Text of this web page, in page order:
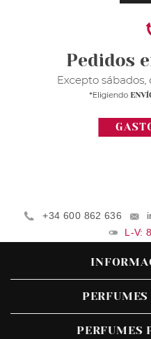
+34 600 862 636
L-V:
PERFUMES